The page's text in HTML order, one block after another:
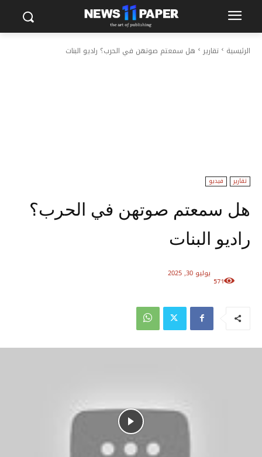
الرئيسية تقارير هل سمعتم صوتهن في الحرب؟ راديو البنات
تقارير فيديو
هل سمعتم صوتهن في الحرب؟
راديو البنات
يوليو 30, 2025
571